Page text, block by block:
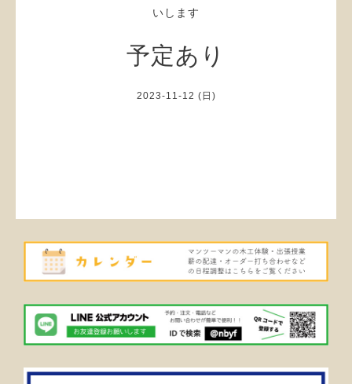
いします
予定あり
2023-11-12 (日)